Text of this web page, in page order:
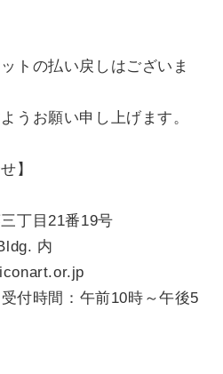
保護方針
トの払い戻しはございま
うお願い申し上げます。
】
丁目21番19号
内
付時間：午前10時～午後5